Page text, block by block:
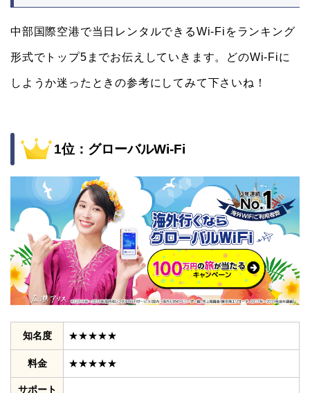
中部国際空港で当日レンタルできるWi-Fiをランキング
形式でトップ5までお伝えしていきます。どのWi-Fiに
しようか迷ったときの参考にしてみて下さいね！
1位：グローバルWi-Fi
知名度 ★★★★★
料金 ★★★★★
サポート